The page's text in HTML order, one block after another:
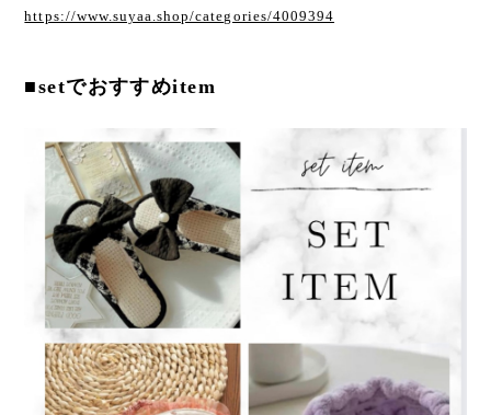
https://www.suyaa.shop/categories/4009394
■setでおすすめitem